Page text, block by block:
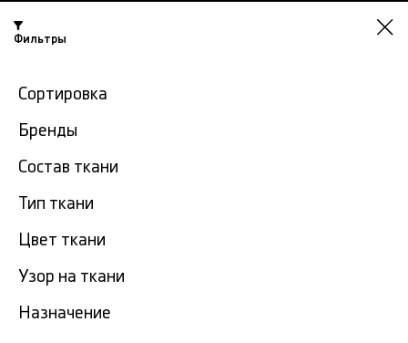
Казань
-15% на ткани по промокоду NY15
Главная Льняная ткань
Лен с принтом в Казани
Фильтр
Показать все
Фильтры
Сортировка
Бренды
Состав ткани
Тип ткани
Цвет ткани
Узор на ткани
Назначение